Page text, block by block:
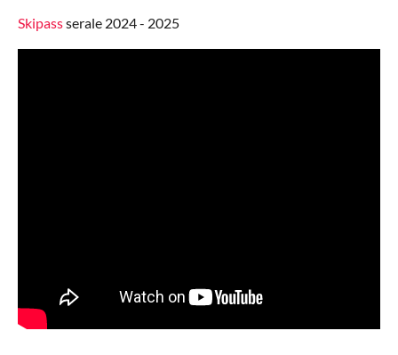
Skipassserale 2024 - 2025